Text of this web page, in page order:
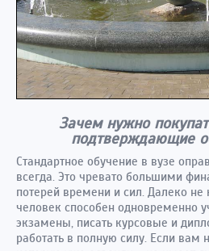
Зачем нужно
подтверждающие
Стандартное обучение в вузе
всегда. Это чревато большими
потерей времени и сил. Далеко
человек способен одновременно
экзамены, писать курсовые и
работать в полную силу. Если вам